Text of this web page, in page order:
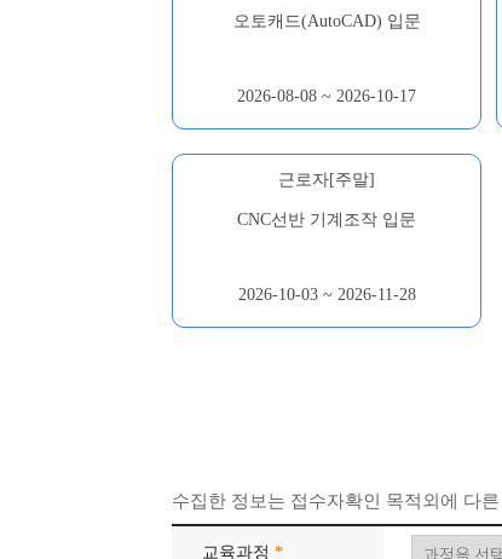
오토캐드(AutoCAD) 입문
2026-08-08 ~ 2026-10-17
근로자[주말]
CNC선반 기계조작 입문
2026-10-03 ~ 2026-11-28
수집한 정보는 접수자확인 목적외에 다
교육과정 *